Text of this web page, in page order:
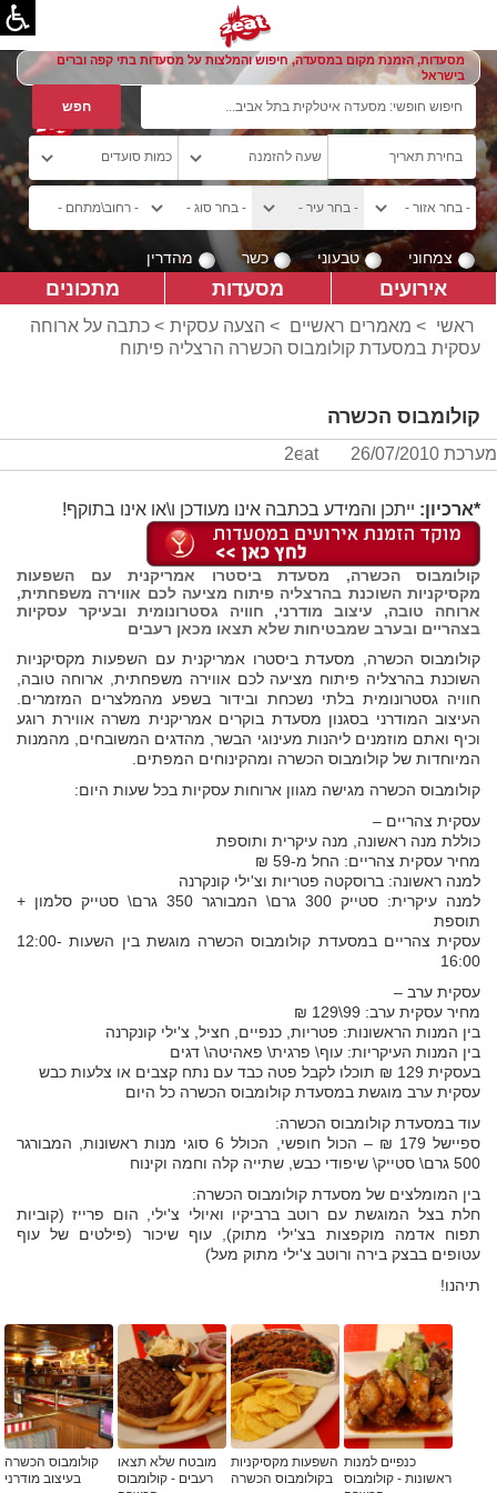
מסעדות, הזמנת מקום במסעדה, חיפוש והמלצות על מסעדות בתי קפה וברים
בישראל
צמחוני טבעוני כשר מהדרין
אירועים מסעדות מתכונים
ראשי > מאמרים ראשיים > הצעה עסקית > כתבה על ארוחה
עסקית במסעדת קולומבוס הכשרה הרצליה פיתוח
קולומבוס הכשרה
מערכת 2eat 26/07/2010
*ארכיון: ייתכן והמידע בכתבה אינו מעודכן ו\או אינו בתוקף!
קולומבוס הכשרה, מסעדת ביסטרו אמריקנית עם השפעות
מקסיקניות השוכנת בהרצליה פיתוח מציעה לכם אווירה משפחתית,
ארוחה טובה, עיצוב מודרני, חוויה גסטרונומית ובעיקר עסקיות
בצהריים ובערב שמבטיחות שלא תצאו מכאן רעבים
קולומבוס הכשרה, מסעדת ביסטרו אמריקנית עם השפעות מקסיקניות
השוכנת בהרצליה פיתוח מציעה לכם אווירה משפחתית, ארוחה טובה,
חוויה גסטרונומית בלתי נשכחת ובידור בשפע מהמלצרים המזמרים.
העיצוב המודרני בסגנון מסעדת בוקרים אמריקנית משרה אווירת רוגע
וכיף ואתם מוזמנים ליהנות מעינוגי הבשר, מהדגים המשובחים, מהמנות
המיוחדות של קולומבוס הכשרה ומהקינוחים המפתים.
קולומבוס הכשרה מגישה מגוון ארוחות עסקיות בכל שעות היום:
עסקית צהריים –
כוללת מנה ראשונה, מנה עיקרית ותוספת
מחיר עסקית צהריים: החל מ-59 ₪
למנה ראשונה: ברוסקטה פטריות וצ'ילי קונקרנה
למנה עיקרית: סטייק 300 גרם\ המבורגר 350 גרם\ סטייק סלמון +
תוספת
עסקית צהריים במסעדת קולומבוס הכשרה מוגשת בין השעות 12:00-
16:00
עסקית ערב –
מחיר עסקית ערב: 99\129 ₪
בין המנות הראשונות: פטריות, כנפיים, חציל, צ'ילי קונקרנה
בין המנות העיקריות: עוף\ פרגית\ פאהיטה\ דגים
בעסקית 129 ₪ תוכלו לקבל פטה כבד עם נתח קצבים או צלעות כבש
עסקית ערב מוגשת במסעדת קולומבוס הכשרה כל היום
עוד במסעדת קולומבוס הכשרה:
ספיישל 179 ₪ – הכול חופשי, הכולל 6 סוגי מנות ראשונות, המבורגר
500 גרם\ סטייק\ שיפודי כבש, שתייה קלה וחמה וקינוח
בין המומלצים של מסעדת קולומבוס הכשרה:
חלת בצל המוגשת עם רוטב ברביקיו ואיולי צ'ילי, הום פרייז (קוביות
תפוח אדמה מוקפצות בצ'ילי מתוק), עוף שיכור (פילטים של עוף
עטופים בבצק בירה ורוטב צ'ילי מתוק מעל)
תיהנו!
כנפיים למנות
ראשונות - קולומבוס
השפעות מקסיקניות
בקולומבוס הכשרה
מובטח שלא תצאו
רעבים - קולומבוס
קולומבוס הכשרה
בעיצוב מודרני